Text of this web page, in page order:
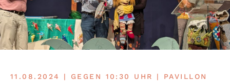
11.08.2024 | GEGEN 10:30 UHR | PAVILLON